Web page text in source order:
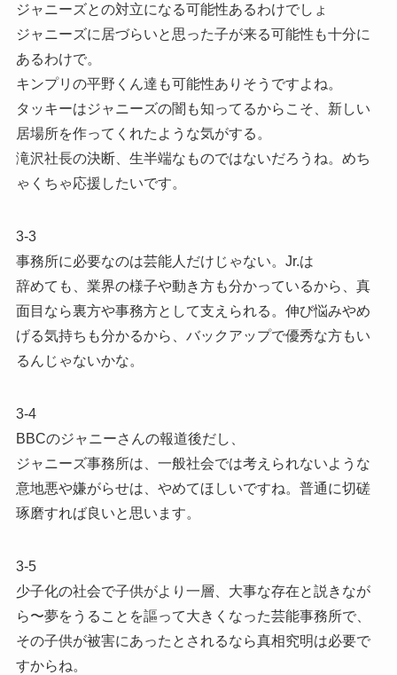
ジャニーズとの対立になる可能性あるわけでしょ
ジャニーズに居づらいと思った子が来る可能性も十分に
あるわけで。
キンプリの平野くん達も可能性ありそうですよね。
タッキーはジャニーズの闇も知ってるからこそ、新しい
居場所を作ってくれたような気がする。
滝沢社長の決断、生半端なものではないだろうね。めち
ゃくちゃ応援したいです。
3-3
事務所に必要なのは芸能人だけじゃない。Jr.は
辞めても、業界の様子や動き方も分かっているから、真
面目なら裏方や事務方として支えられる。伸び悩みやめ
げる気持ちも分かるから、バックアップで優秀な方もい
るんじゃないかな。
3-4
BBCのジャニーさんの報道後だし、
ジャニーズ事務所は、一般社会では考えられないような
意地悪や嫌がらせは、やめてほしいですね。普通に切磋
琢磨すれば良いと思います。
3-5
少子化の社会で子供がより一層、大事な存在と説きなが
ら〜夢をうることを謳って大きくなった芸能事務所で、
その子供が被害にあったとされるなら真相究明は必要で
すからね。